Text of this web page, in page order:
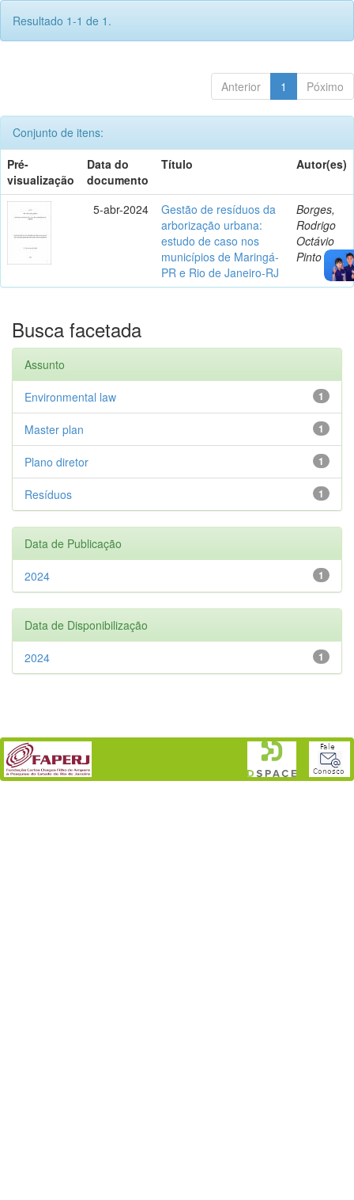
Resultado 1-1 de 1.
Anterior 1 Póximo
Conjunto de itens:
Pré-
visualização
Data do
documento
Título Autor(es)
5-abr-2024
Gestão de resíduos da
arborização urbana:
estudo de caso nos
municípios de Maringá-
PR e Rio de Janeiro-RJ
Borges,
Rodrigo
Octávio
Pinto
Busca facetada
Assunto
1
Environmental law
1
Master plan
1
Plano diretor
1
Resíduos
Data de Publicação
1
2024
Data de Disponibilização
1
2024